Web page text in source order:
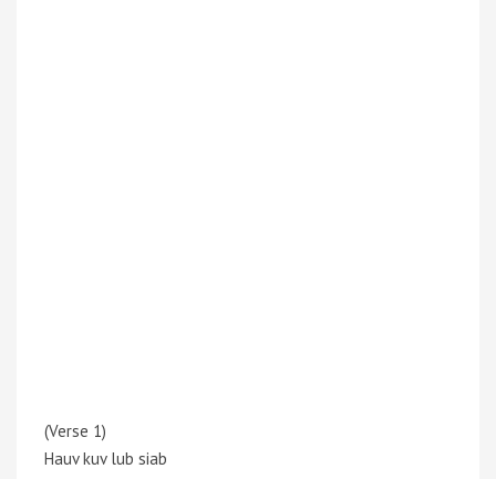
(Verse 1)
Hauv kuv lub siab